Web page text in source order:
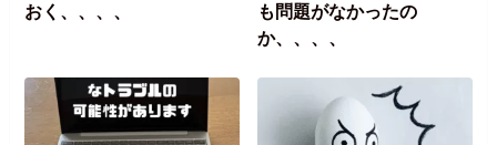
おく、、、、
も問題がなかったの
か、、、、